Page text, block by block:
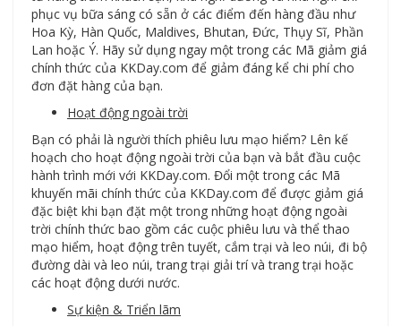
phục vụ bữa sáng có sẵn ở các điểm đến hàng đầu như
Hoa Kỳ, Hàn Quốc, Maldives, Bhutan, Đức, Thụy Sĩ, Phần
Lan hoặc Ý. Hãy sử dụng ngay một trong các Mã giảm giá
chính thức của KKDay.com để giảm đáng kể chi phí cho
đơn đặt hàng của bạn.
Hoạt động ngoài trời
Bạn có phải là người thích phiêu lưu mạo hiểm? Lên kế
hoạch cho hoạt động ngoài trời của bạn và bắt đầu cuộc
hành trình mới với KKDay.com. Đổi một trong các Mã
khuyến mãi chính thức của KKDay.com để được giảm giá
đặc biệt khi bạn đặt một trong những hoạt động ngoài
trời chính thức bao gồm các cuộc phiêu lưu và thể thao
mạo hiểm, hoạt động trên tuyết, cắm trại và leo núi, đi bộ
đường dài và leo núi, trang trại giải trí và trang trại hoặc
các hoạt động dưới nước.
Sự kiện & Triển lãm